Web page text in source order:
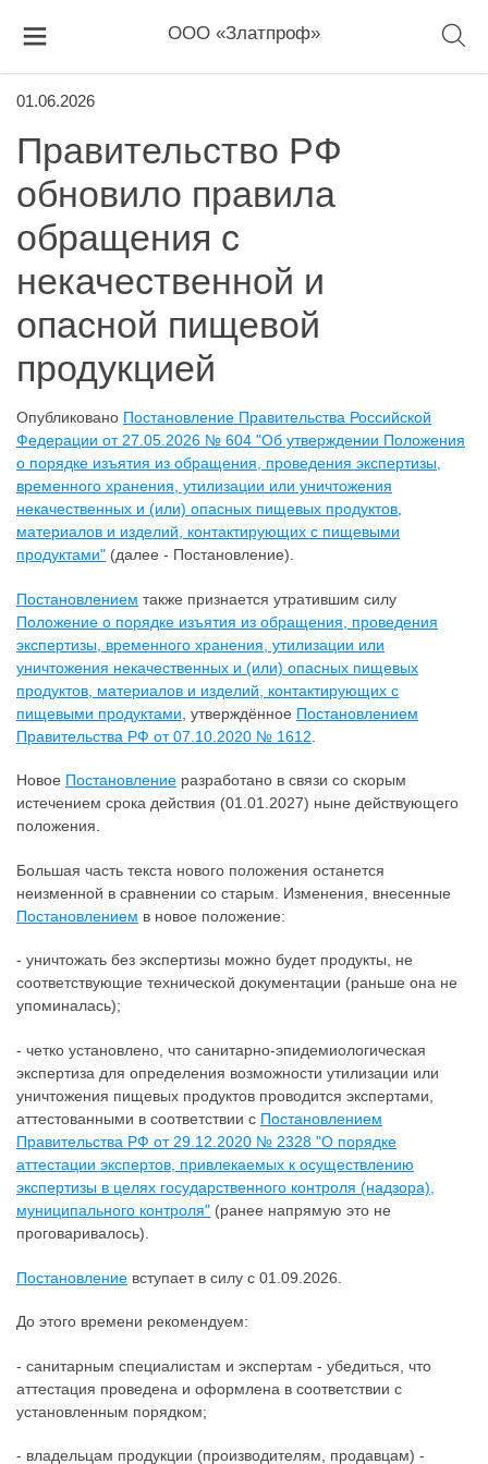
ООО «Златпроф»
01.06.2026
Правительство РФ
обновило правила
обращения с
некачественной и
опасной пищевой
продукцией
Опубликовано Постановление Правительства Российской
Федерации от 27.05.2026 № 604 "Об утверждении Положения
о порядке изъятия из обращения, проведения экспертизы,
временного хранения, утилизации или уничтожения
некачественных и (или) опасных пищевых продуктов,
материалов и изделий, контактирующих с пищевыми
продуктами" (далее - Постановление).
Постановлением также признается утратившим силу
Положение о порядке изъятия из обращения, проведения
экспертизы, временного хранения, утилизации или
уничтожения некачественных и (или) опасных пищевых
продуктов, материалов и изделий, контактирующих с
пищевыми продуктами , утверждённое Постановлением
Правительства РФ от 07.10.2020 № 1612
Новое Постановление разработано в связи со скорым
истечением срока действия (01.01.2027) ныне действующего
положения.
Большая часть текста нового положения останется
неизменной в сравнении со старым. Изменения, внесенные
Постановлением в новое положение:
- уничтожать без экспертизы можно будет продукты, не
соответствующие технической документации (раньше она не
упоминалась);
- четко установлено, что санитарно-эпидемиологическая
экспертиза для определения возможности утилизации или
уничтожения пищевых продуктов проводится экспертами,
аттестованными в соответствии с Постановлением
Правительства РФ от 29.12.2020 № 2328 "О порядке
аттестации экспертов, привлекаемых к осуществлению
экспертизы в целях государственного контроля (надзора),
муниципального контроля" (ранее напрямую это не
проговаривалось).
Постановление вступает в силу с 01.09.2026.
До этого времени рекомендуем:
- санитарным специалистам и экспертам - убедиться, что
аттестация проведена и оформлена в соответствии с
установленным порядком;
- владельцам продукции (производителям, продавцам) -